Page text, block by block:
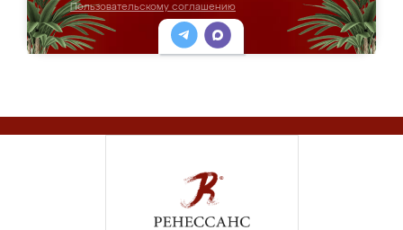
Пользовательскому соглашению